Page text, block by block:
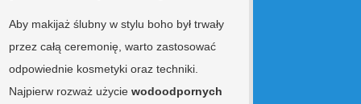
Aby makijaż ślubny w stylu boho był trwały
przez całą ceremonię, warto zastosować
odpowiednie kosmetyki oraz techniki.
Najpierw rozważ użyciewodoodpornych